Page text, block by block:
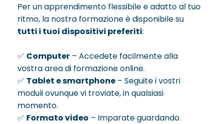
Per un apprendimento flessibile e adatto al tuo
ritmo, la nostra formazione è disponibile su
tutti i tuoi dispositivi preferiti:
✅ Computer – Accedete facilmente alla
vostra area di formazione online.
✅ Tablet e smartphone – Seguite i vostri
moduli ovunque vi troviate, in qualsiasi
momento.
✅ Formato video – Imparate guardando.